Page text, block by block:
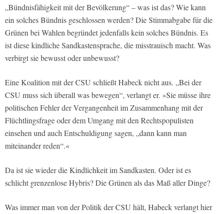
„Bündnisfähigkeit mit der Bevölkerung“ – was ist das? Wie kann
ein solches Bündnis geschlossen werden? Die Stimmabgabe für die
Grünen bei Wahlen begründet jedenfalls kein solches Bündnis. Es
ist diese kindliche Sandkastensprache, die misstrauisch macht. Was
verbirgt sie bewusst oder unbewusst?
Eine Koalition mit der CSU schließt Habeck nicht aus. „Bei der
CSU muss sich überall was bewegen“, verlangt er. »Sie müsse ihre
politischen Fehler der Vergangenheit im Zusammenhang mit der
Flüchtlingsfrage oder dem Umgang mit den Rechtspopulisten
einsehen und auch Entschuldigung sagen, „dann kann man
miteinander reden“.«
Da ist sie wieder die Kindlichkeit im Sandkasten. Oder ist es
schlicht grenzenlose Hybris? Die Grünen als das Maß aller Dinge?
Was immer man von der Politik der CSU hält, Habeck verlangt hier